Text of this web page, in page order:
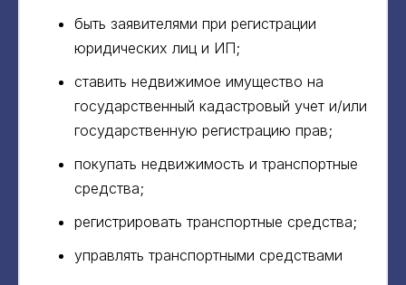
быть заявителями при регистрации
юридических лиц и ИП;
ставить недвижимое имущество на
государственный кадастровый учет и/или
государственную регистрацию прав;
покупать недвижимость и транспортные
средства;
регистрировать транспортные средства;
управлять транспортными средствами